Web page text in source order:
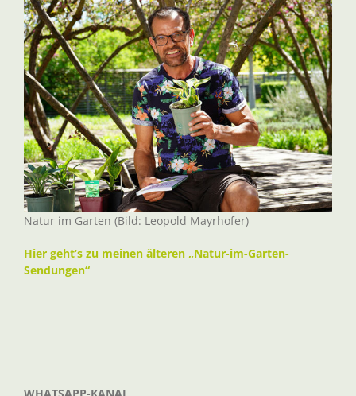
Natur im Garten (Bild: Leopold Mayrhofer)
Hier geht’s zu meinen älteren „Natur-im-Garten-
Sendungen“